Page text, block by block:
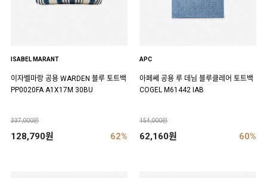
ISABEL MARANT
이자벨마랑 공용 WARDEN 블루 토트백
PP0020FA A1X17M 30BU
337,000원
128,790원 62%
APC
아페쎄 공용 루 데님 블루클레어 토트백
COGEL M61442 IAB
154,000원
62,160원 60%